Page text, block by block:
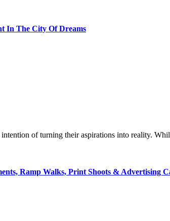
In The City Of Dreams
of turning their aspirations into reality.
Ramp Walks, Print Shoots & Advertising